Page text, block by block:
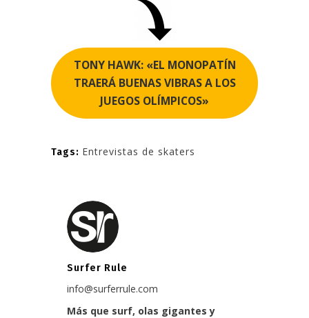
TONY HAWK: «EL MONOPATÍN
TRAERÁ BUENAS VIBRAS A LOS
JUEGOS OLÍMPICOS»
Tags: Entrevistas de skaters
Surfer Rule
info@surferrule.com
Más que surf, olas gigantes y